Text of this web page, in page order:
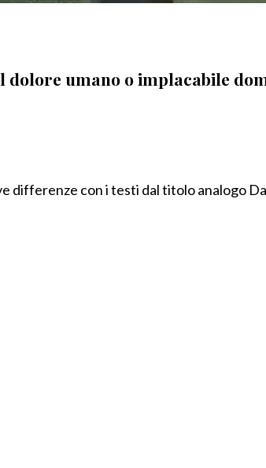
dolore umano o implacabile
differenze con i testi dal titolo analogo